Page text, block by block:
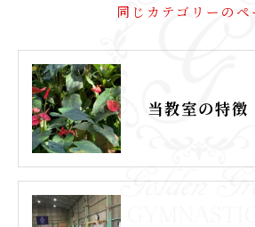
同じカテゴリーのペ
当教室の特徴